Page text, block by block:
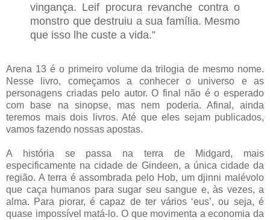
vingança. Leif procura revanche contra o
monstro que destruiu a sua família. Mesmo
que isso lhe custe a vida.”
Arena 13 é o primeiro volume da trilogia de mesmo nome.
Nesse livro, começamos a conhecer o universo e as
personagens criadas pelo autor. O final não é o esperado
com base na sinopse, mas nem poderia. Afinal, ainda
teremos mais dois livros. Até que eles sejam publicados,
vamos fazendo nossas apostas.
A história se passa na terra de Midgard, mais
especificamente na cidade de Gindeen, a única cidade da
região. A terra é assombrada pelo Hob, um djinni malévolo
que caça humanos para sugar seu sangue e, às vezes, a
alma. Para piorar, é capaz de ter vários ‘eus’, ou seja, é
quase impossível matá-lo. O que movimenta a economia da